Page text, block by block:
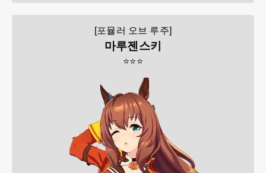
[포뮬러 오브 루주]
마루젠스키
⭐⭐⭐